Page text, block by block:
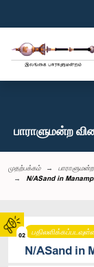
02
பாராளுமன்ற
முதற்பக்கம்
N/ASand in
N/ASand in